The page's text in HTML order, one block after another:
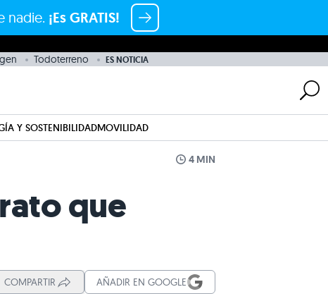
nadie. ¡Es GRATIS!
Todoterreno ES NOTICIA
Y SOSTENIBILIDADMOVILIDAD
4 MIN
que
COMPARTIR AÑADIR EN GOOGLE